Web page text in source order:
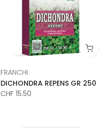
FRANCHI
DICHONDRA REPENS GR 250
CHF 15.50